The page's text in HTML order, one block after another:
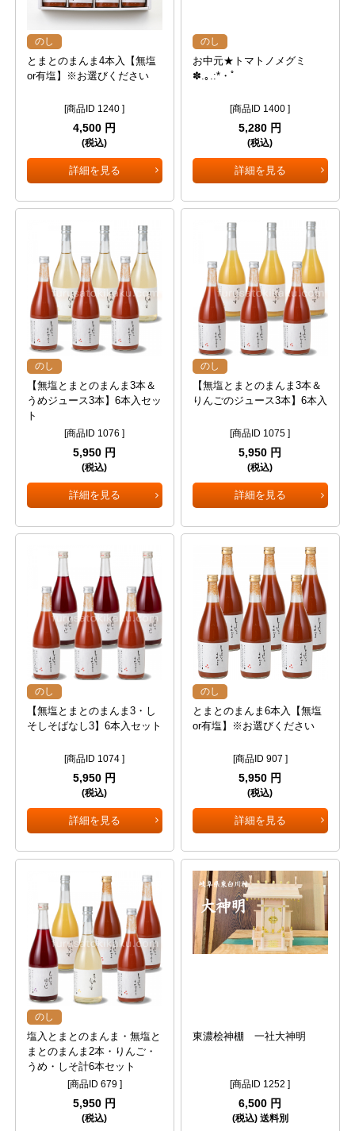
のし
とまとのまんま4本入【無塩
or有塩】※お選びください
[商品ID 1240 ]
4,500 円
(税込)
詳細を見る
のし
お中元★トマトノメグミ
✽.｡.:*・ﾟ
[商品ID 1400 ]
5,280 円
(税込)
詳細を見る
のし
【無塩とまとのまんま3本＆
うめジュース3本】6本入セッ
ト
[商品ID 1076 ]
5,950 円
(税込)
詳細を見る
のし
【無塩とまとのまんま3本＆
りんごのジュース3本】6本入
[商品ID 1075 ]
5,950 円
(税込)
詳細を見る
のし
【無塩とまとのまんま3・し
そしそばなし3】6本入セット
[商品ID 1074 ]
5,950 円
(税込)
詳細を見る
のし
とまとのまんま6本入【無塩
or有塩】※お選びください
[商品ID 907 ]
5,950 円
(税込)
詳細を見る
のし
塩入とまとのまんま・無塩と
まとのまんま2本・りんご・
うめ・しそ計6本セット
[商品ID 679 ]
5,950 円
(税込)
東濃桧神棚 一社大神明
[商品ID 1252 ]
6,500 円
(税込) 送料別